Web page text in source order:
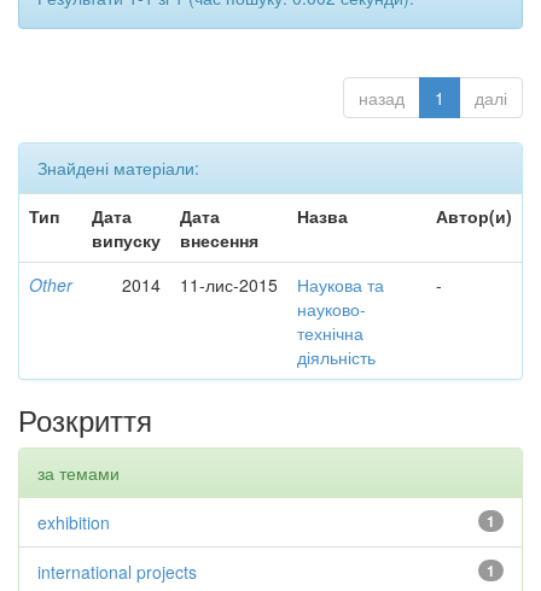
назад 1 далі
Знайдені матеріали:
Тип
Дата
випуску
Дата
внесення
Назва Автор(и)
Other 2014 11-лис-2015
Наукова та
науково-
технічна
діяльність
-
Розкриття
за темами
1
exhibition
1
international projects